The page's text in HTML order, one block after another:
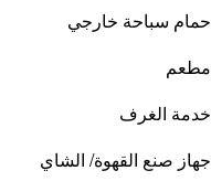
حمام سباحة خارجي
مطعم
خدمة الغرف
جهاز صنع القهوة/ الشاي